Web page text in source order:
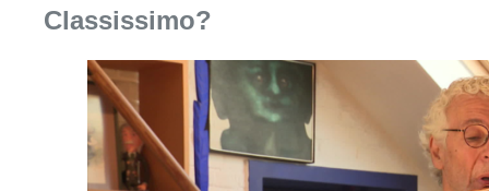
07 août 2026 Consulter l'article "Qui est Marc Grauwels,